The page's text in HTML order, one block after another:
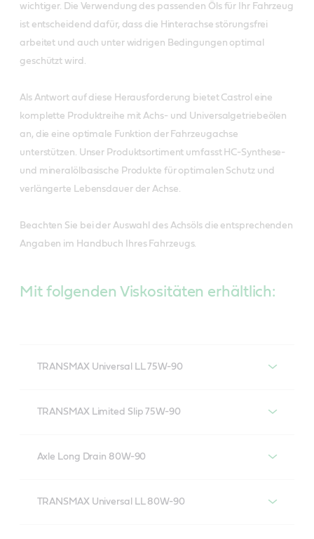
wichtiger. Die Verwendung des passenden Öls für Ihr Fahrzeug
ist entscheidend dafür, dass die Hinterachse störungsfrei
arbeitet und auch unter widrigen Bedingungen optimal
geschützt wird.
Als Antwort auf diese Herausforderung bietet Castrol eine
komplette Produktreihe mit Achs- und Universalgetriebeölen
an, die eine optimale Funktion der Fahrzeugachse
unterstützen. Unser Produktsortiment umfasst HC-Synthese-
und mineralölbasische Produkte für optimalen Schutz und
verlängerte Lebensdauer der Achse.
Beachten Sie bei der Auswahl des Achsöls die entsprechenden
Angaben im Handbuch Ihres Fahrzeugs.
Mit folgenden Viskositäten erhältlich:
TRANSMAX Universal LL 75W-90
TRANSMAX Limited Slip 75W-90
Axle Long Drain 80W-90
TRANSMAX Universal LL 80W-90